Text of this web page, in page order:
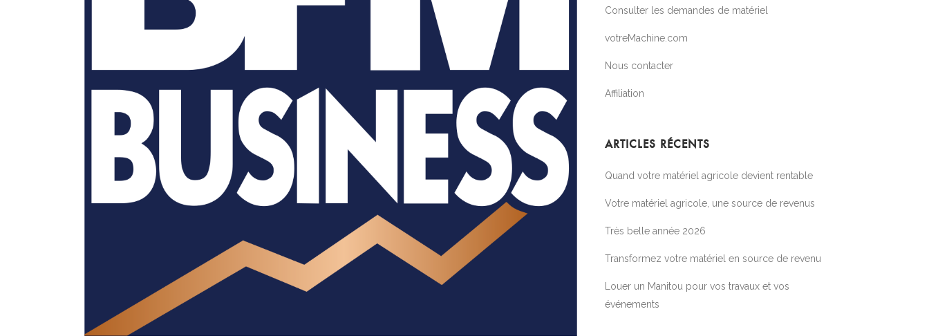
Consulter les demandes de matériel
votreMachine.com
Nous contacter
Affiliation
ARTICLES RÉCENTS
Quand votre matériel agricole devient rentable
Votre matériel agricole, une source de revenus
Très belle année 2026
Transformez votre matériel en source de revenu
Louer un Manitou pour vos travaux et vos
événements